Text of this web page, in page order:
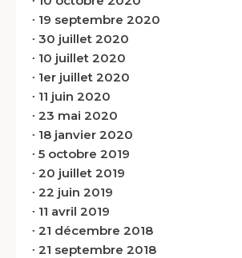
∙ 19 septembre 2020
∙ 30 juillet 2020
∙ 10 juillet 2020
∙ 1er juillet 2020
∙ 11 juin 2020
∙ 23 mai 2020
∙ 18 janvier 2020
∙ 5 octobre 2019
∙ 20 juillet 2019
∙ 22 juin 2019
∙ 11 avril 2019
∙ 21 décembre 2018
∙ 21 septembre 2018